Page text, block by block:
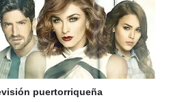
puertorriqueña